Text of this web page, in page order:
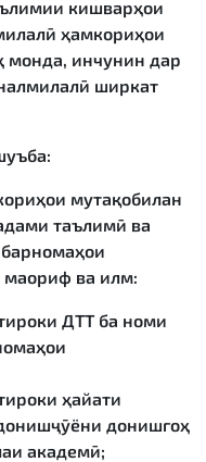
кишварҳои
ҳамкориҳои
монда, инчунин дар
ширкат
мутақобилан
таълимӣ ва
маориф ва илм:
ДТТ ба номи
ҳайати
донишгоҳ
академӣ;